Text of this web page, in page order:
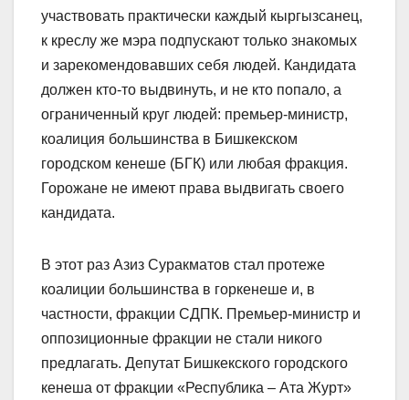
участвовать практически каждый кыргызсанец,
к креслу же мэра подпускают только знакомых
и зарекомендовавших себя людей. Кандидата
должен кто-то выдвинуть, и не кто попало, а
ограниченный круг людей: премьер-министр,
коалиция большинства в Бишкекском
городском кенеше (БГК) или любая фракция.
Горожане не имеют права выдвигать своего
кандидата.
В этот раз Азиз Суракматов стал протеже
коалиции большинства в горкенеше и, в
частности, фракции СДПК. Премьер-министр и
оппозиционные фракции не стали никого
предлагать. Депутат Бишкекского городского
кенеша от фракции «Республика – Ата Журт»